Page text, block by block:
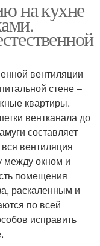
на кухне
вентиляции
стене –
квартиры.
вентканала до
составляет
вентиляция
между окном и
помещения
раскаленным и
по всей
исправить